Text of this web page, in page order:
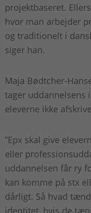
projektbaseret.
hvor man arbejder
og traditionelt i
siger han.
Maja Bødtcher-
tager uddannelsens
eleverne ikke
”Epx skal give
eller
uddannelsen får ry
kan komme på stx
dårligt. Så hvad
identitet, hvis de